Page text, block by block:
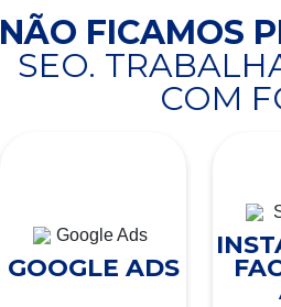
NÃO FICAMOS
SEO.
COM
GOOGLE ADS